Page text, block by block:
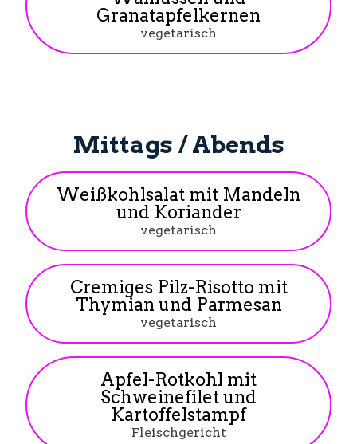
Granatapfelkernen
vegetarisch
Mittags / Abends
Weißkohlsalat mit Mandeln
und Koriander
vegetarisch
Cremiges Pilz-Risotto mit
Thymian und Parmesan
vegetarisch
Apfel-Rotkohl mit
Schweinefilet und
Kartoffelstampf
Fleischgericht